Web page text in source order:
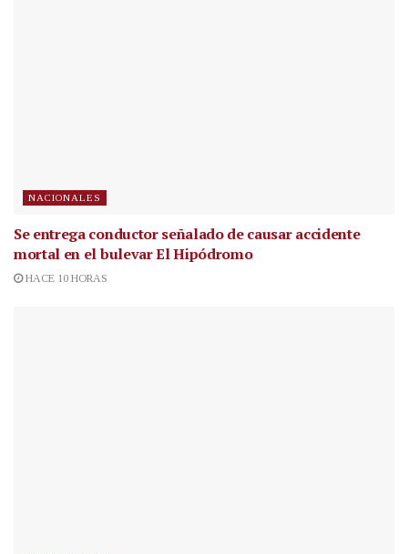
NACIONALES
Se entrega conductor señalado de causar accidente
mortal en el bulevar El Hipódromo
HACE 10 HORAS